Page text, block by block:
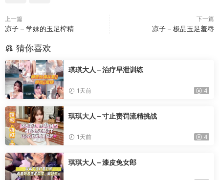
上一篇
凉子 – 学妹的玉足榨精
下一篇
凉子 – 极品玉足羞辱
猜你喜欢
琪琪大人 – 治疗早泄训练
1天前 4
琪琪大人 – 寸止责罚流精挑战
1天前 4
琪琪大人 – 漆皮兔女郎